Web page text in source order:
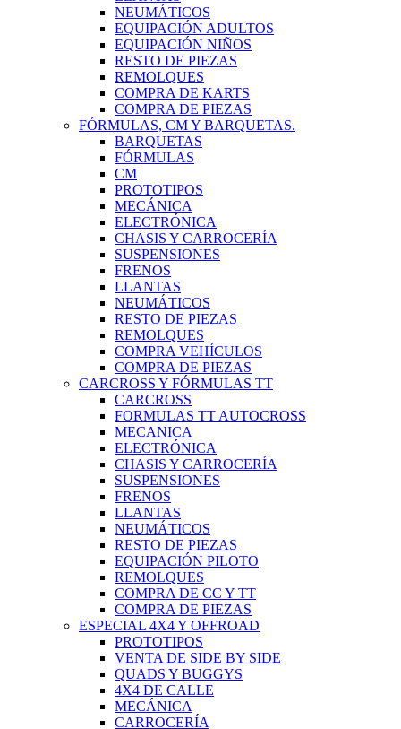
NEUMÁTICOS
EQUIPACIÓN ADULTOS
EQUIPACIÓN NIÑOS
RESTO DE PIEZAS
REMOLQUES
COMPRA DE KARTS
COMPRA DE PIEZAS
FÓRMULAS, CM Y BARQUETAS.
BARQUETAS
FÓRMULAS
CM
PROTOTIPOS
MECÁNICA
ELECTRÓNICA
CHASIS Y CARROCERÍA
SUSPENSIONES
FRENOS
LLANTAS
NEUMÁTICOS
RESTO DE PIEZAS
REMOLQUES
COMPRA VEHÍCULOS
COMPRA DE PIEZAS
CARCROSS Y FÓRMULAS TT
CARCROSS
FORMULAS TT AUTOCROSS
MECANICA
ELECTRÓNICA
CHASIS Y CARROCERÍA
SUSPENSIONES
FRENOS
LLANTAS
NEUMÁTICOS
RESTO DE PIEZAS
EQUIPACIÓN PILOTO
REMOLQUES
COMPRA DE CC Y TT
COMPRA DE PIEZAS
ESPECIAL 4X4 Y OFFROAD
PROTOTIPOS
VENTA DE SIDE BY SIDE
QUADS Y BUGGYS
4X4 DE CALLE
MECÁNICA
CARROCERÍA